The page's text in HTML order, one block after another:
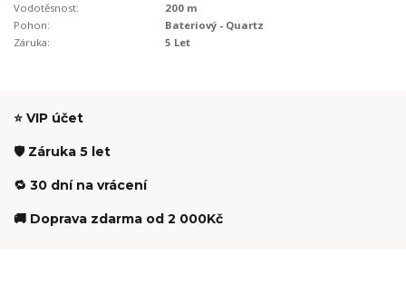
Vodotěsnost:
200 m
Pohon:
Bateriový - Quartz
Záruka:
5 Let
⭐ VIP účet
🛡️ Záruka 5 let
🔁 30 dní na vrácení
🚚 Doprava zdarma od 2 000Kč